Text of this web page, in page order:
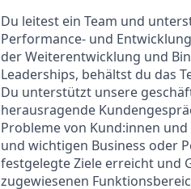
Du leitest ein Team und
Performance- und
der Weiterentwicklung und
Leaderships, behältst du das
Du unterstützt unsere
herausragende
Probleme von Kund:innen
und wichtigen Business oder
festgelegte Ziele erreicht und
zugewiesenen